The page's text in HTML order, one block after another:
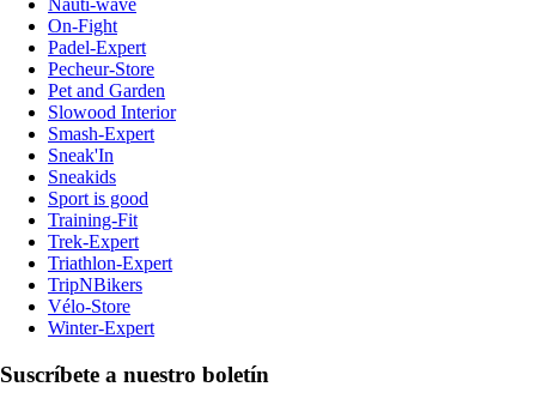
Nauti-wave
On-Fight
Padel-Expert
Pecheur-Store
Pet and Garden
Slowood Interior
Smash-Expert
Sneak'In
Sneakids
Sport is good
Training-Fit
Trek-Expert
Triathlon-Expert
TripNBikers
Vélo-Store
Winter-Expert
Suscríbete a nuestro boletín